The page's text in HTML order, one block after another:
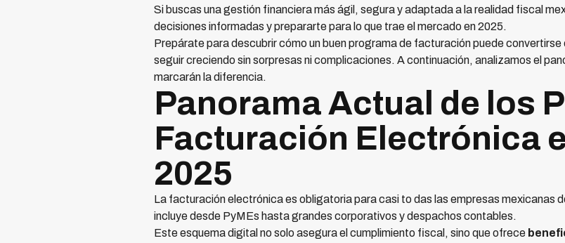
Si buscas una gestión financiera más ágil, segura y adaptada a la realidad fiscal
decisiones informadas y prepararte para lo que trae el mercado en 2025.
Prepárate para descubrir cómo un buen programa de facturación puede
seguir creciendo sin sorpresas ni complicaciones. A continuación, analizamos el
marcarán la diferencia.
Panorama Actual de los
Facturación Electrónica
2025
La facturación electrónica es obligatoria para casi to das las empresas mexicanas
incluye desde PyMEs hasta grandes corporativos y despachos contables.
Este esquema digital no solo asegura el cumplimiento fiscal, sino que ofrece